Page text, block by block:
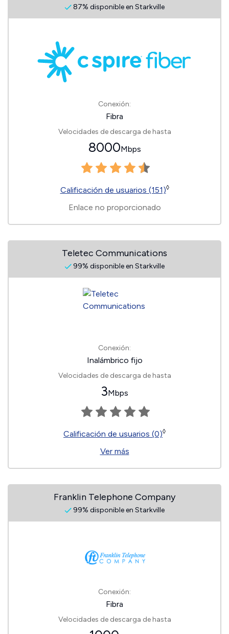
87% disponible en Starkville
Conexión:
Fibra
Velocidades de descarga de hasta
8000Mbps
Calificación de usuarios (151)◊
Enlace no proporcionado
Teletec Communications
99% disponible en Starkville
Conexión:
Inalámbrico fijo
Velocidades de descarga de hasta
3Mbps
Calificación de usuarios (0)◊
Ver más
Franklin Telephone Company
99% disponible en Starkville
Conexión:
Fibra
Velocidades de descarga de hasta